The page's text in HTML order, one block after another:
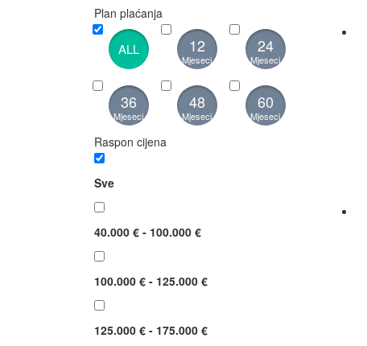
Plan plaćanja
ALL 12
Mjeseci
24
Mjeseci
36
Mjeseci
48
Mjeseci
60
Mjeseci
Raspon cijena
Sve
40.000 € - 100.000 €
100.000 € - 125.000 €
125.000 € - 175.000 €